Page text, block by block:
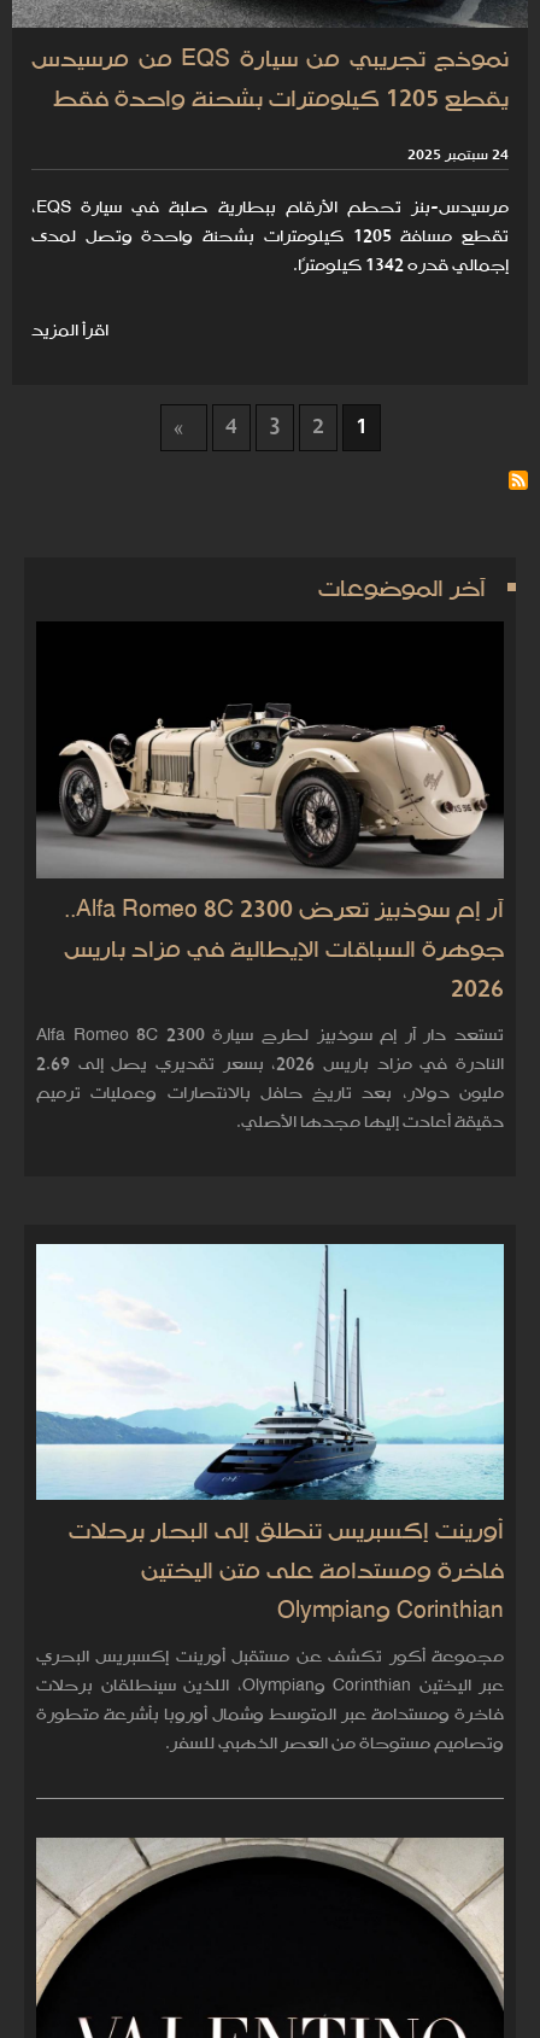
نموذج تجريبي من سيارة EQS من مرسيدس
يقطع 1205 كيلومترات بشحنة واحدة فقط
24 سبتمبر 2025
مرسيدس-بنز تحطم الأرقام ببطارية صلبة في سيارة EQS،
تقطع مسافة 1205 كيلومترات بشحنة واحدة وتصل لمدى
إجمالي قدره 1342 كيلومترًا.
اقرأ المزيد
1
2
3
4
آخر الموضوعات
آر إم سوذبيز تعرض Alfa Romeo 8C 2300..
جوهرة السباقات الإيطالية في مزاد باريس
2026
تستعد دار آر إم سوذبيز لطرح سيارة Alfa Romeo 8C 2300
النادرة في مزاد باريس 2026، بسعر تقديري يصل إلى 2.69
مليون دولار، بعد تاريخ حافل بالانتصارات وعمليات ترميم
دقيقة أعادت إليها مجدها الأصلي.
أورينت إكسبريس تنطلق إلى البحار برحلات
فاخرة ومستدامة على متن اليختين
Corinthian وOlympian
مجموعة أكور تكشف عن مستقبل أورينت إكسبريس البحري
عبر اليختين Corinthian وOlympian، اللذين سينطلقان برحلات
فاخرة ومستدامة عبر المتوسط وشمال أوروبا بأشرعة متطورة
وتصاميم مستوحاة من العصر الذهبي للسفر.